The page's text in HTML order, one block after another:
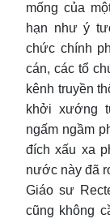
mống của
hạn như ý
chức chính
cán, các tổ
kênh truyền
khởi xướng
ngấm ngầm
đích xấu xa
nước này đã
Giáo sư
cũng không